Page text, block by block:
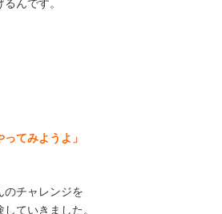
んです。
ってみようよ」
のチャレンジを
ていきました。